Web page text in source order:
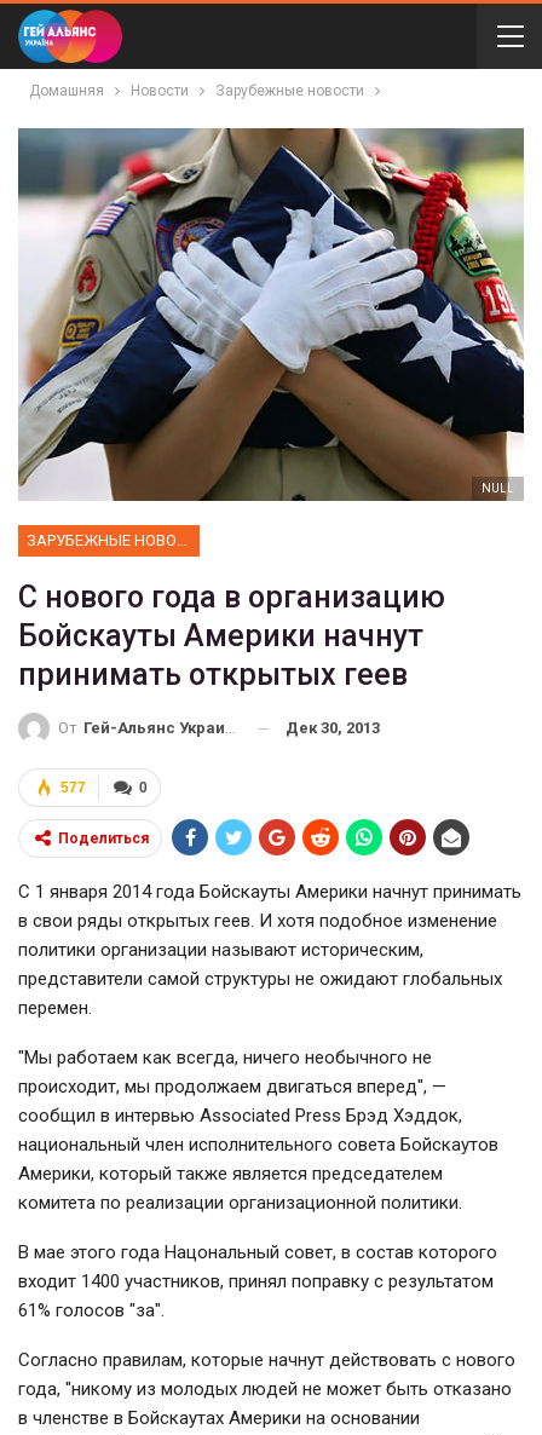
Домашняя Новости Зарубежные новости
NULL
С нового года в организацию
Бойскауты Америки начнут
принимать открытых геев
От Гей-Альянс Украина Дек 30, 2013
0
577
Поделиться
С 1 января 2014 года Бойскауты Америки начнут принимать
в свои ряды открытых геев. И хотя подобное изменение
политики организации называют историческим,
представители самой структуры не ожидают глобальных
перемен.
"Мы работаем как всегда, ничего необычного не
происходит, мы продолжаем двигаться вперед", —
сообщил в интервью Associated Press Брэд Хэддок,
национальный член исполнительного совета Бойскаутов
Америки, который также является председателем
комитета по реализации организационной политики.
В мае этого года Нацональный совет, в состав которого
входит 1400 участников, принял поправку с результатом
61% голосов "за".
Согласно правилам, которые начнут действовать с нового
года, "никому из молодых людей не может быть отказано
в членстве в Бойскаутах Америки на основании